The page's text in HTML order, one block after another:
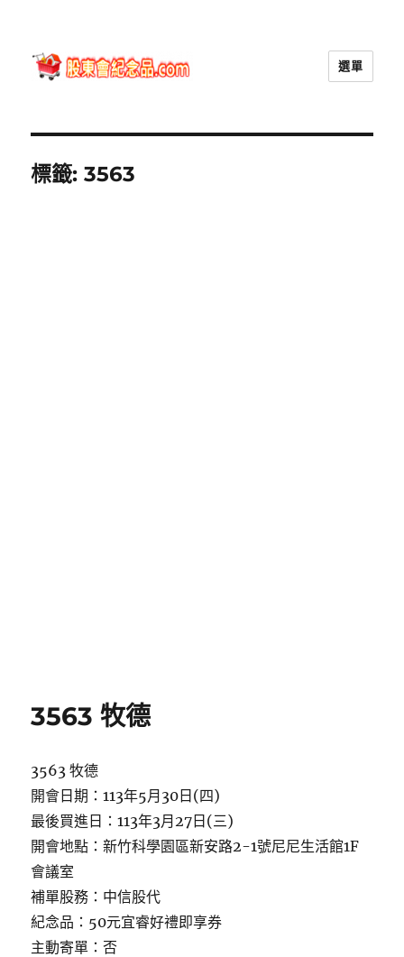
選單
標籤:3563
3563 牧德
3563 牧德
開會日期：113年5月30日(四)
最後買進日：113年3月27日(三)
開會地點：新竹科學園區新安路2-1號尼尼生活館1F
會議室
補單股務：中信股代
紀念品：50元宜睿好禮即享券
主動寄單：否